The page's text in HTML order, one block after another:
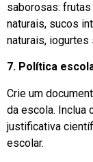
saborosas:
naturais, sucos
naturais, iogurtes
7. Política
Crie um
da escola. Inclua
justificativa
escolar.